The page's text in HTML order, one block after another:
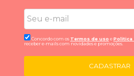
Concordo com os Termos de uso ePolitica
receber e-mails com novidades e promoções.
CADASTRAR